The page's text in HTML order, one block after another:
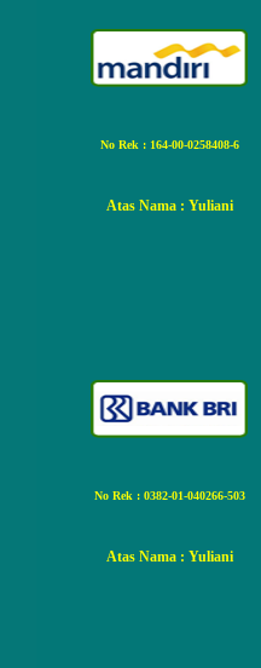
No Rek : 164-00-0258408-6
Atas Nama : Yuliani
No Rek : 0382-01-040266-503
Atas Nama : Yuliani